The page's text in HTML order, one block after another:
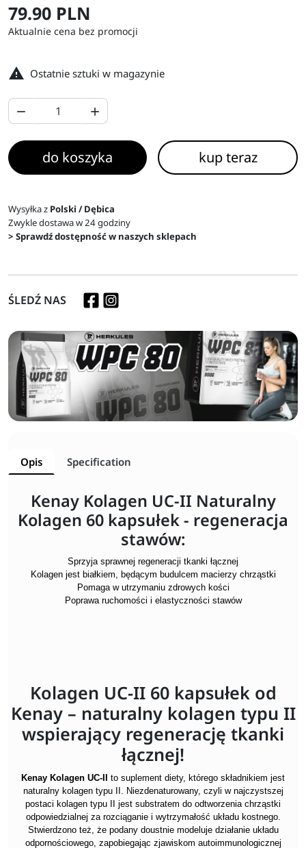
79.90 PLN
Aktualnie cena bez promocji
 Ostatnie sztuki w magazynie
 
do koszyka kup teraz
Wysyłka z Polski / Dębica
Zwykle dostawa w 24 godziny
> Sprawdź dostępność w naszych sklepach
ŚLEDŹ NAS
Opis Specification
Kenay Kolagen UC-II Naturalny
Kolagen 60 kapsułek - regeneracja
stawów:
Sprzyja sprawnej regeneracji tkanki łącznej
Kolagen jest białkiem, będącym budulcem macierzy chrząstki
Pomaga w utrzymaniu zdrowych kości
Poprawa ruchomości i elastyczności stawów
Kolagen UC-II 60 kapsułek od
Kenay – naturalny kolagen typu II
wspierający regenerację tkanki
łącznej!
Kenay Kolagen UC-II
to suplement diety, którego składnikiem jest
naturalny kolagen typu II. Niezdenaturowany, czyli w najczystszej
postaci kolagen typu II jest substratem do odtworzenia chrząstki
odpowiedzialnej za rozciąganie i wytrzymałość układu kostnego.
Stwierdzono też, że podany doustnie modeluje działanie układu
odpornościowego, zapobiegając zjawiskom autoimmunologicznej